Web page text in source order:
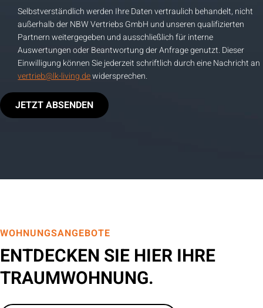
Selbstverständlich werden Ihre Daten vertraulich behandelt, nicht
außerhalb der NBW Vertriebs GmbH und unseren qualifizierten
Partnern weitergegeben und ausschließlich für interne
Auswertungen oder Beantwortung der Anfrage genutzt. Dieser
Einwilligung können Sie jederzeit schriftlich durch eine Nachricht an
vertrieb@lk-living.dewidersprechen.
JETZT ABSENDEN
WOHNUNGSANGEBOTE
ENTDECKEN SIE HIER IHRE
TRAUMWOHNUNG.